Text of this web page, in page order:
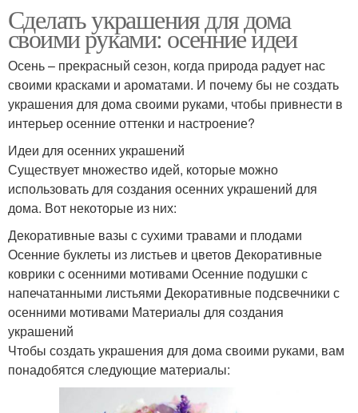
Сделать украшения для дома
своими руками: осенние идеи
Осень – прекрасный сезон, когда природа радует нас
своими красками и ароматами. И почему бы не создать
украшения для дома своими руками, чтобы привнести в
интерьер осенние оттенки и настроение?
Идеи для осенних украшений
Существует множество идей, которые можно
использовать для создания осенних украшений для
дома. Вот некоторые из них:
Декоративные вазы с сухими травами и плодами
Осенние буклеты из листьев и цветов Декоративные
коврики с осенними мотивами Осенние подушки с
напечатанными листьями Декоративные подсвечники с
осенними мотивами Материалы для создания
украшений
Чтобы создать украшения для дома своими руками, вам
понадобятся следующие материалы: